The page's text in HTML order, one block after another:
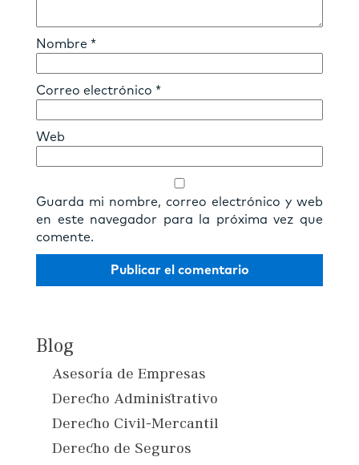
Nombre *
Correo electrónico *
Web
Guarda mi nombre, correo electrónico y web
en este navegador para la próxima vez que
comente.
Blog
Asesoría de Empresas
Derecho Administrativo
Derecho Civil-Mercantil
Derecho de Seguros